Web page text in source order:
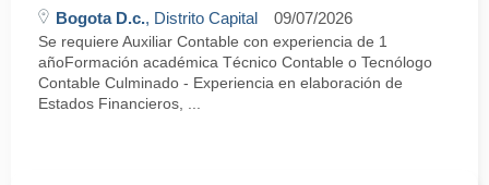
Bogota D.c., Distrito Capital 09/07/2026
Se requiere Auxiliar Contable con experiencia de 1
añoFormación académica Técnico Contable o Tecnólogo
Contable Culminado - Experiencia en elaboración de
Estados Financieros, ...